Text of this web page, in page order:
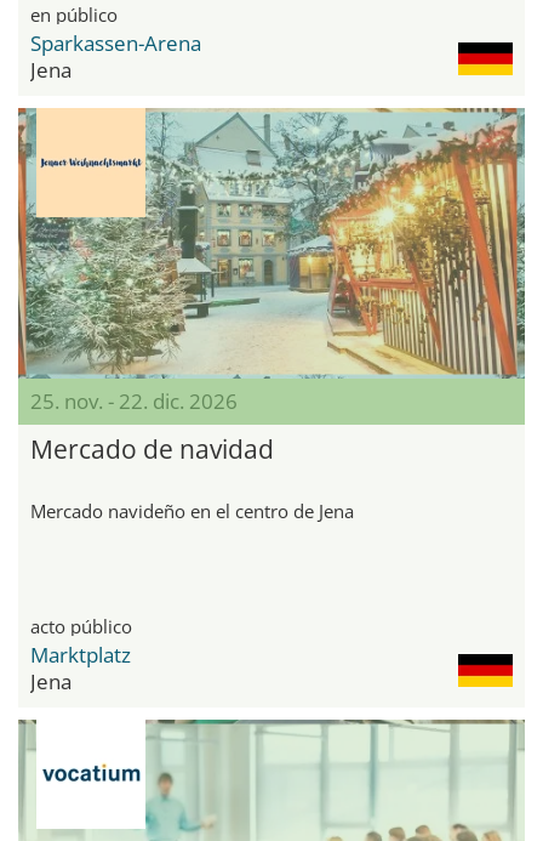
en público
Sparkassen-Arena
Jena
25. nov. - 22. dic. 2026
Mercado de navidad
Mercado navideño en el centro de Jena
acto público
Marktplatz
Jena